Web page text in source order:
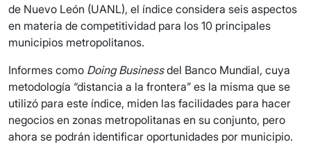
de Nuevo León (UANL), el índice considera seis aspectos
en materia de competitividad para los 10 principales
municipios metropolitanos.
Informes como Doing Businessdel Banco Mundial, cuya
metodología “distancia a la frontera” es la misma que se
utilizó para este índice, miden las facilidades para hacer
negocios en zonas metropolitanas en su conjunto, pero
ahora se podrán identificar oportunidades por municipio.